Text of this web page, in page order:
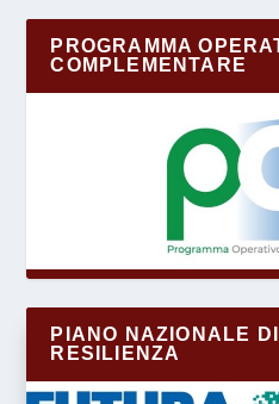
PROGRAMMA
COMPLEMENTARE
PIANO NAZIONALE
RESILIENZA